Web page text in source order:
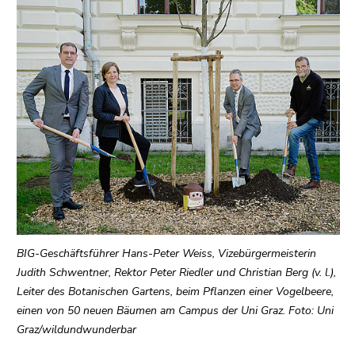
bestätigen
Sie diesen
Link.
Zum
Inhalt
(Zugriffstaste
1)
Zur
Positionsanzeige
(Zugriffstaste
2)
Zu
den
Zusatzinformationen
(Zugriffstaste
5)
Zu
BIG-Geschäftsführer Hans-Peter Weiss, Vizebürgermeisterin
Judith Schwentner, Rektor Peter Riedler und Christian Berg (v. l.),
Leiter des Botanischen Gartens, beim Pflanzen einer Vogelbeere,
einen von 50 neuen Bäumen am Campus der Uni Graz. Foto: Uni
Graz/wildundwunderbar